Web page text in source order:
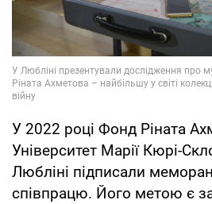
У 2022 році Фонд Ріната
Університет Марії Кюрі-
Любліні підписали
співпрацю. Його метою є